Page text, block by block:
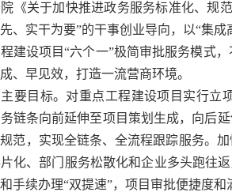
《关于加快推进政务服务标准化、规
、实干为要”的干事创业导向，以“集
建设项目“六个一”极简审批服务模式
、早见效，打造一流营商环境。
主要目标。对重点工程建设项目实行
链条向前延伸至项目策划生成，向后
范，实现全链条、全流程跟踪服务。
化、部门服务松散化和企业多头跑往
手续办理“双提速”，项目审批便捷度和